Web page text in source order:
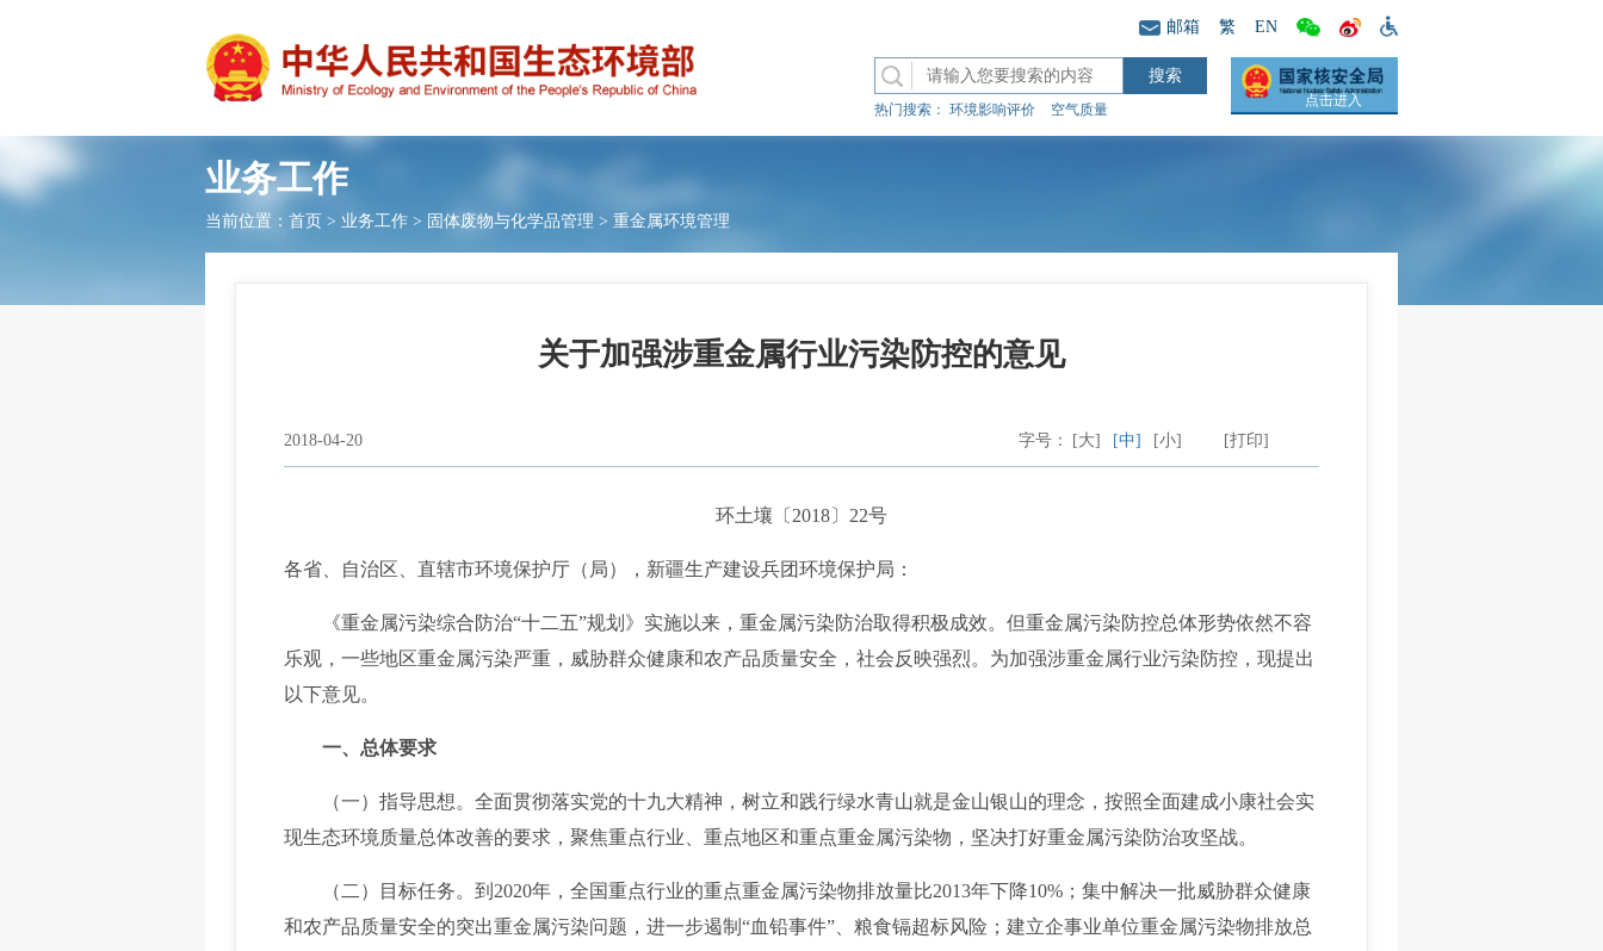
邮箱 繁 EN
热门搜索： 环境影响评价 空气质量
点击进入
业务工作
当前位置： 首页 > 业务工作 > 固体废物与化学品管理 > 重金属环境管理
关于加强涉重金属行业污染防控的意见
2018-04-20 [打印]
字号： [大] [中] [小]
环土壤〔2018〕22号
各省、自治区、直辖市环境保护厅（局），新疆生产建设兵团环境保护局：
《重金属污染综合防治“十二五”规划》实施以来，重金属污染防治取得积极成效。但重金属污染防控总体形势依然不容
乐观，一些地区重金属污染严重，威胁群众健康和农产品质量安全，社会反映强烈。为加强涉重金属行业污染防控，现提出
以下意见。
一、总体要求
（一）指导思想。全面贯彻落实党的十九大精神，树立和践行绿水青山就是金山银山的理念，按照全面建成小康社会实
现生态环境质量总体改善的要求，聚焦重点行业、重点地区和重点重金属污染物，坚决打好重金属污染防治攻坚战。
（二）目标任务。到2020年，全国重点行业的重点重金属污染物排放量比2013年下降10%；集中解决一批威胁群众健康
和农产品质量安全的突出重金属污染问题，进一步遏制“血铅事件”、粮食镉超标风险；建立企事业单位重金属污染物排放总